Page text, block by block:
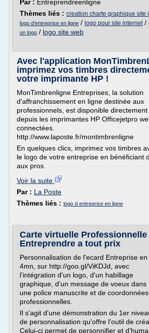
Par : Entreprendreenligne
Thèmes liés : creation charte graphique site
logo d'entreprise en ligne / logo pour site internet/
un logo / logo site web
Avec l'application
imprimez vos timbres
votre imprimante HP !
MonTimbrenligne Entreprises, la solution
d'affranchissement en ligne destinée aux
professionnels, est disponible directement
depuis les imprimantes HP Officejetpro
connectées.
http://www.laposte.fr/montimbrenligne
En quelques clics, imprimez vos timbres
le logo de votre entreprise en bénéficiant
aux pros.
Voir la suite
Par : La Poste
Thèmes liés : logo d entreprise en ligne
Carte virtuelle Professionnelle
Entreprendre a tout prix
Personnalisation de l'ecard Entreprise en
4mn, sur http://goo.gl/ViKDJd, avec
l'intégration d'un logo, d'un habillage
graphique, d'un message de voeux dans
une police manuscrite et de coordonnées
professionnelles.
Il s'agit d'une démonstration du 1er
de personnalisation qu'offre l'outil de
Celui-ci permet de personnifier et